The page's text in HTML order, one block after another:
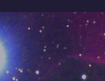
to
content